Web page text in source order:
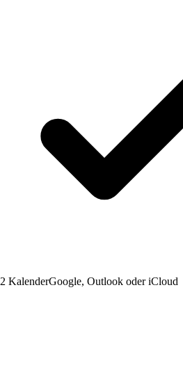
2 KalenderGoogle, Outlook oder iCloud